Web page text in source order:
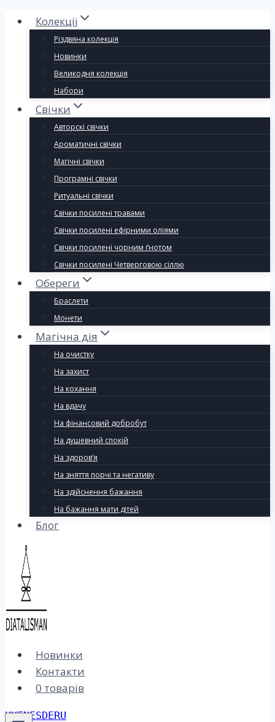
Колекції
Різдвяна колекція
Новинки
Великодня колекція
Набори
Свічки
Авторскі свічки
Ароматичні свічки
Магічні свічки
Програмні свічки
Ритуальні свічки
Свічки посилені травами
Свічки посилені ефірними оліями
Свічки посилені чорним ґнотом
Свічки посилені Четверговою сіллю
Обереги
Браслети
Монети
Магічна дія
На очистку
На захист
На кохання
На вдачу
На фінансовий добробут
На душевний спокій
На здоров’я
На зняття порчі та негативу
На здійснення бажання
На бажання мати дітей
Блог
Новинки
Контакти
0 товарів
UKENESDERU